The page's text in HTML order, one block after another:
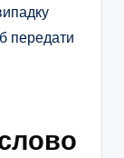
передати